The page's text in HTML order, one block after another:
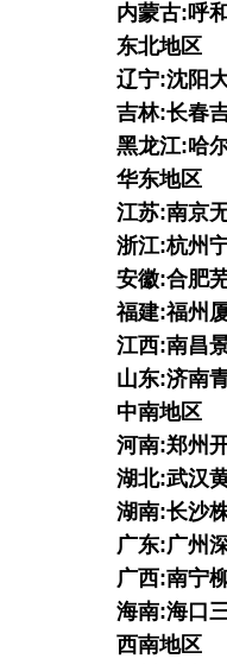
内蒙古:呼
东北地区
辽宁:沈阳
吉林:长春
黑龙江:哈
华东地区
江苏:南京
浙江:杭州
安徽:合肥
福建:福州
江西:南昌
山东:济南
中南地区
河南:郑州
湖北:武汉
湖南:长沙
广东:广州
广西:南宁
海南:海口
西南地区